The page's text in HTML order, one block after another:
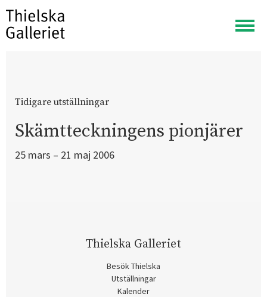
Visa
meny
Tidigare utställningar
Skämtteckningens pionjärer
25 mars – 21 maj 2006
Thielska Galleriet
Besök Thielska
Utställningar
Kalender